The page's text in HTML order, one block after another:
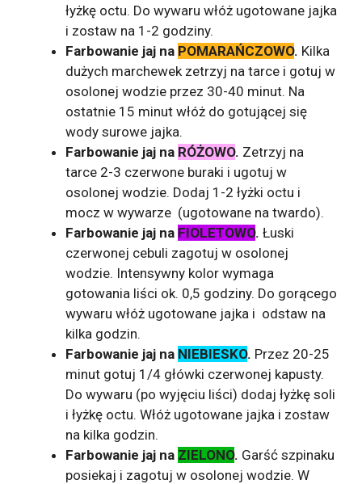
łyżkę octu. Do wywaru włóż ugotowane jajka
i zostaw na 1-2 godziny.
Farbowanie jaj na POMARAŃCZOWO. Kilka
dużych marchewek zetrzyj na tarce i gotuj w
osolonej wodzie przez 30-40 minut. Na
ostatnie 15 minut włóż do gotującej się
wody surowe jajka.
Farbowanie jaj na RÓŻOWO. Zetrzyj na
tarce 2-3 czerwone buraki i ugotuj w
osolonej wodzie. Dodaj 1-2 łyżki octu i
mocz w wywarze (ugotowane na twardo).
Farbowanie jaj na FIOLETOWO. Łuski
czerwonej cebuli zagotuj w osolonej
wodzie. Intensywny kolor wymaga
gotowania liści ok. 0,5 godziny. Do gorącego
wywaru włóż ugotowane jajka i odstaw na
kilka godzin.
Farbowanie jaj na NIEBIESKO. Przez 20-25
minut gotuj 1/4 główki czerwonej kapusty.
Do wywaru (po wyjęciu liści) dodaj łyżkę soli
i łyżkę octu. Włóż ugotowane jajka i zostaw
na kilka godzin.
Farbowanie jaj na ZIELONO. Garść szpinaku
posiekaj i zagotuj w osolonej wodzie. W